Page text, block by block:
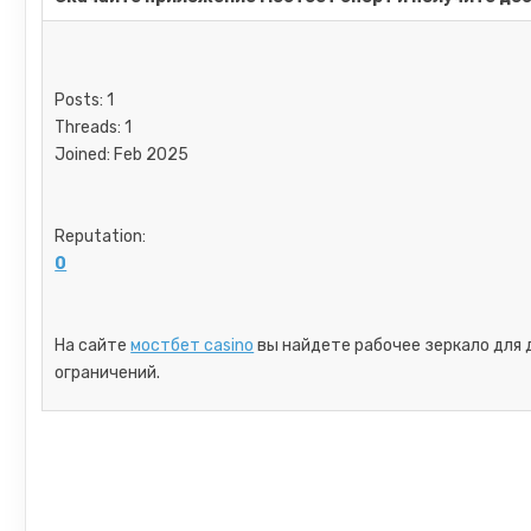
Posts: 1
Threads: 1
Joined: Feb 2025
Reputation:
0
На сайтемостбет casino вы найдете рабочее зеркало для
ограничений.